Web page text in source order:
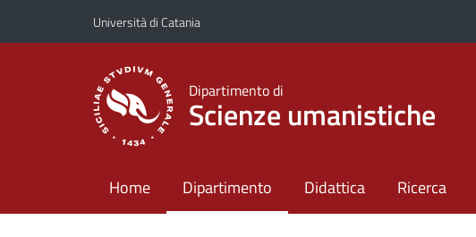
Vai al contenuto principale
Vai al menu di navigazione
Università di Catania
Dipartimento di
Scienze umanistiche
Home Dipartimento Didattica Ricerca